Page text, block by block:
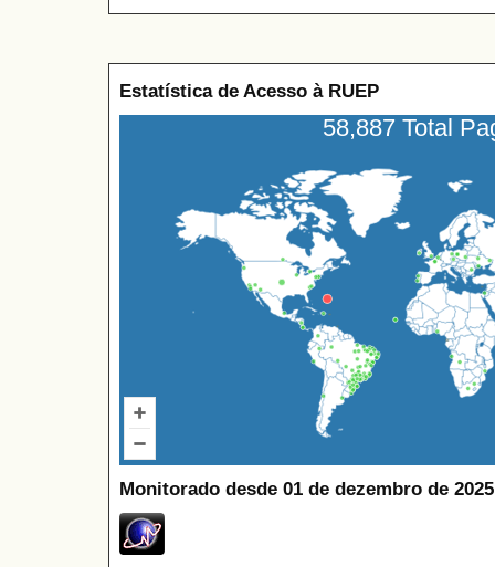
Estatística de Acesso à RUEP
58,887 Total
Monitorado desde 01 de dezembro de